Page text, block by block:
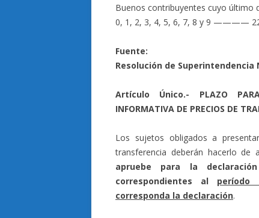
Buenos contribuyentes cuyo último
0, 1, 2, 3, 4, 5, 6, 7, 8 y 9 ————
Fuente:
Resolución de Superintendencia
Artículo Único.- PLAZO PARA
INFORMATIVA DE PRECIOS DE
Los sujetos obligados a
transferencia deberán hacerlo de
apruebe para la
correspondientes al
corresponda la declaración.